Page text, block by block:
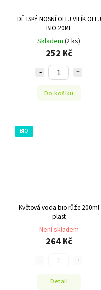
DĚTSKÝ NOSNÍ OLEJ VILÍK OLEJ
BIO 20ML
Skladem (2 ks)
252 Kč
Do košíku
BIO
Květová voda bio růže 200ml
plast
Není skladem
264 Kč
Detail